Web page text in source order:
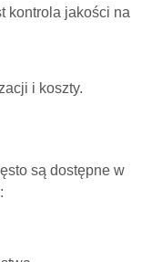
kontrola jakości na
i koszty.
są dostępne w